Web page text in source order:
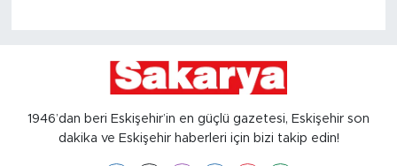
1946’dan beri Eskişehir’in en güçlü gazetesi, Eskişehir son
dakika ve Eskişehir haberleri için bizi takip edin!